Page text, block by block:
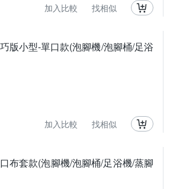
加入比較 找相似
版小型-單口款(泡腳機/泡腳桶/足浴
加入比較 找相似
布套款(泡腳機/泡腳桶/足浴機/蒸腳